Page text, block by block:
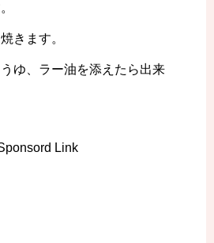
きます。
ゆ、ラー油を添えたら出来
Link